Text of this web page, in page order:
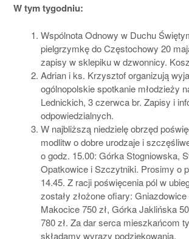
W tym tygodniu:
Wspólnota Odnowy w Duchu
pielgrzymkę do Częstochowy 20
zapisy w sklepiku w dzwonnicy.
Adrian i ks. Krzysztof organizują
ogólnopolskie spotkanie młodzieży
Lednickich, 3 czerwca br. Zapisy i
odpowiedzialnych.
W najbliższą niedzielę obrzęd
modlitw o dobre urodzaje i
o godz. 15.00: Górka Stogniowska,
Opatkowice i Szczytniki. Prosimy o
14.45. Z racji poświęcenia pól w
zostały złożone ofiary: Gniazdowice
Makocice 750 zł, Górka Jaklińska
780 zł. Za dar serca mieszkańcom
składamy wyrazy podziękowania.